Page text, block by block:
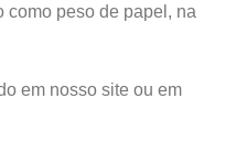
como peso de papel, na
em nosso site ou em